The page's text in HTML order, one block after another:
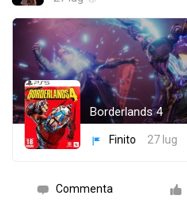
Borderlands 4
Finito 27 lug
Commenta